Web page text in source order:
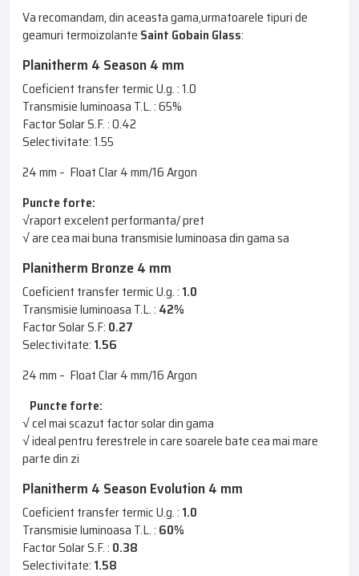
Va recomandam, din aceasta gama,urmatoarele tipuri de
geamuri termoizolante Saint Gobain Glass:
Planitherm 4 Season 4 mm
Coeficient transfer termic U.g. : 1.0
Transmisie luminoasa T.L. : 65%
Factor Solar S.F. : 0.42
Selectivitate: 1.55
24 mm – Float Clar 4 mm/16 Argon
Puncte forte:
√raport excelent performanta/ pret
√ are cea mai buna transmisie luminoasa din gama sa
Planitherm Bronze 4 mm
Coeficient transfer termic U.g. : 1.0
Transmisie luminoasa T.L. : 42%
Factor Solar S.F: 0.27
Selectivitate: 1.56
24 mm – Float Clar 4 mm/16 Argon
Puncte forte:
√ cel mai scazut factor solar din gama
√ ideal pentru ferestrele in care soarele bate cea mai mare
parte din zi
Planitherm 4 Season Evolution 4 mm
Coeficient transfer termic U.g. : 1.0
Transmisie luminoasa T.L. : 60%
Factor Solar S.F. : 0.38
Selectivitate: 1.58